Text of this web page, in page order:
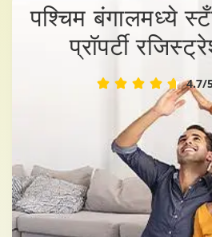
पश्चिम बंगालमध्ये
प्रॉपर्टी
4.7/